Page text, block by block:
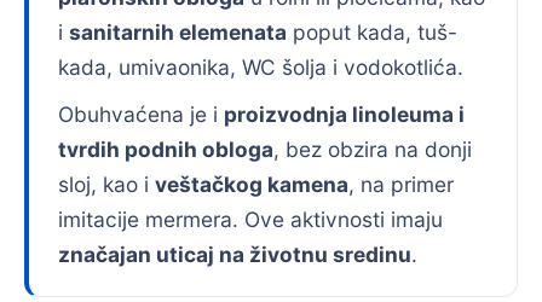
i sanitarnih elemenata poput kada, tuš-
kada, umivaonika, WC šolja i vodokotlića.
Obuhvaćena je i proizvodnja linoleuma i
tvrdih podnih obloga, bez obzira na donji
sloj, kao i veštačkog kamena, na primer
imitacije mermera. Ove aktivnosti imaju
značajan uticaj na životnu sredinu.